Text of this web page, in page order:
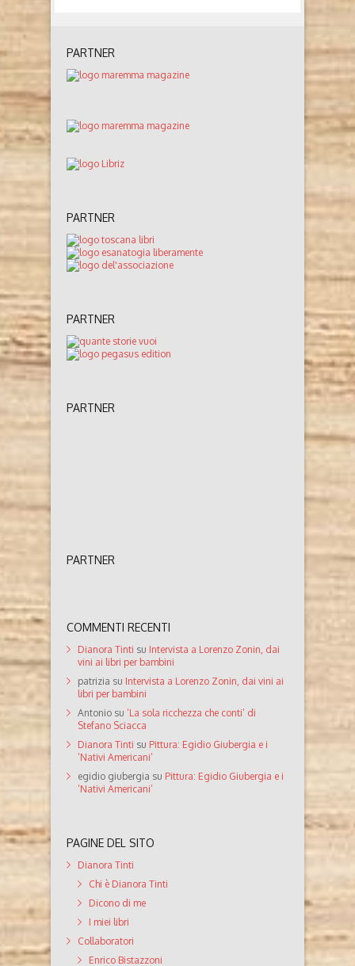
PARTNER
PARTNER
PARTNER
PARTNER
PARTNER
COMMENTI RECENTI
Dianora Tinti su Intervista a Lorenzo Zonin, dai
vini ai libri per bambini
patrizia su Intervista a Lorenzo Zonin, dai vini ai
libri per bambini
Antonio su ‘La sola ricchezza che conti’ di
Stefano Sciacca
Dianora Tinti su Pittura: Egidio Giubergia e i
‘Nativi Americani’
egidio giubergia su Pittura: Egidio Giubergia e i
‘Nativi Americani’
PAGINE DEL SITO
Dianora Tinti
Chi è Dianora Tinti
Dicono di me
I miei libri
Collaboratori
Enrico Bistazzoni